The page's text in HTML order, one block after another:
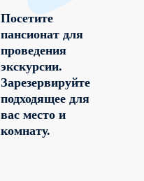
Посетите
пансионат для
проведения
экскурсии.
Зарезервируйте
подходящее для
вас место и
комнату.